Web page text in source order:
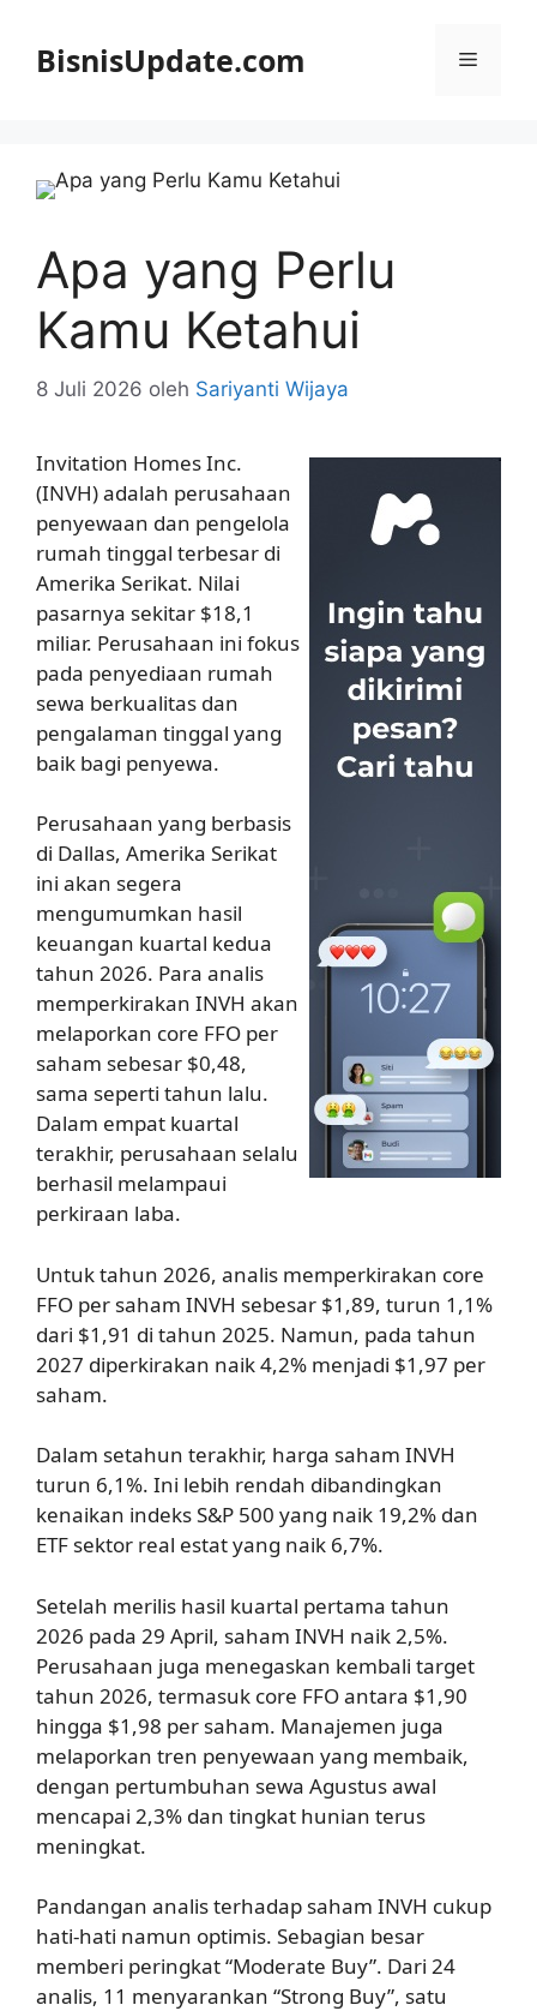
BisnisUpdate.com Menu
Apa yang Perlu
Kamu Ketahui
8 Juli 2026 oleh Sariyanti Wijaya
Invitation Homes Inc.
(INVH) adalah perusahaan
penyewaan dan pengelola
rumah tinggal terbesar di
Amerika Serikat. Nilai
pasarnya sekitar $18,1
miliar. Perusahaan ini fokus
pada penyediaan rumah
sewa berkualitas dan
pengalaman tinggal yang
baik bagi penyewa.
Perusahaan yang berbasis
di Dallas, Amerika Serikat
ini akan segera
mengumumkan hasil
keuangan kuartal kedua
tahun 2026. Para analis
memperkirakan INVH akan
melaporkan core FFO per
saham sebesar $0,48,
sama seperti tahun lalu.
Dalam empat kuartal
terakhir, perusahaan selalu
berhasil melampaui
perkiraan laba.
Untuk tahun 2026, analis memperkirakan core
FFO per saham INVH sebesar $1,89, turun 1,1%
dari $1,91 di tahun 2025. Namun, pada tahun
2027 diperkirakan naik 4,2% menjadi $1,97 per
saham.
Dalam setahun terakhir, harga saham INVH
turun 6,1%. Ini lebih rendah dibandingkan
kenaikan indeks S&P 500 yang naik 19,2% dan
ETF sektor real estat yang naik 6,7%.
Setelah merilis hasil kuartal pertama tahun
2026 pada 29 April, saham INVH naik 2,5%.
Perusahaan juga menegaskan kembali target
tahun 2026, termasuk core FFO antara $1,90
hingga $1,98 per saham. Manajemen juga
melaporkan tren penyewaan yang membaik,
dengan pertumbuhan sewa Agustus awal
mencapai 2,3% dan tingkat hunian terus
meningkat.
Pandangan analis terhadap saham INVH cukup
hati-hati namun optimis. Sebagian besar
memberi peringkat “Moderate Buy”. Dari 24
analis, 11 menyarankan “Strong Buy”, satu